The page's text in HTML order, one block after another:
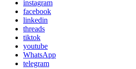
instagram
facebook
linkedin
threads
tiktok
youtube
WhatsApp
telegram